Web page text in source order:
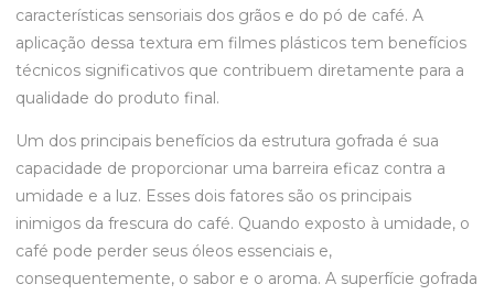
características sensoriais dos grãos e do pó de café. A
aplicação dessa textura em filmes plásticos tem benefícios
técnicos significativos que contribuem diretamente para a
qualidade do produto final.
Um dos principais benefícios da estrutura gofrada é sua
capacidade de proporcionar uma barreira eficaz contra a
umidade e a luz. Esses dois fatores são os principais
inimigos da frescura do café. Quando exposto à umidade, o
café pode perder seus óleos essenciais e,
consequentemente, o sabor e o aroma. A superfície gofrada